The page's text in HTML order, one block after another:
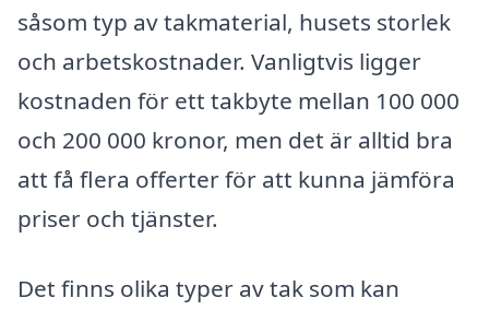
såsom typ av takmaterial, husets storlek
och arbetskostnader. Vanligtvis ligger
kostnaden för ett takbyte mellan 100 000
och 200 000 kronor, men det är alltid bra
att få flera offerter för att kunna jämföra
priser och tjänster.
Det finns olika typer av tak som kan